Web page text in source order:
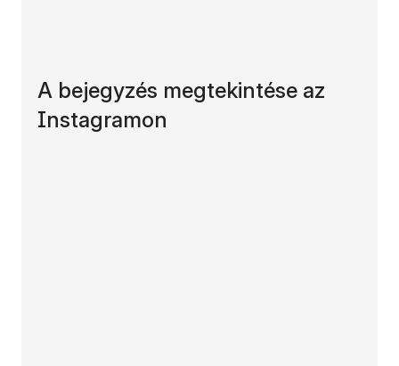
A bejegyzés megtekintése az
Instagramon